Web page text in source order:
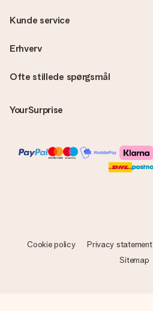
Ofte stillede spørgsmål
YourSurprise
Kunde service
Erhverv
Cookie policy Privacy statement
Sitemap